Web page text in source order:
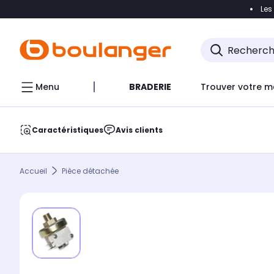
Accéder
Menu BRADERIE Trouver votre
Caractéristiques Avis clients
Accueil Pièce détachée